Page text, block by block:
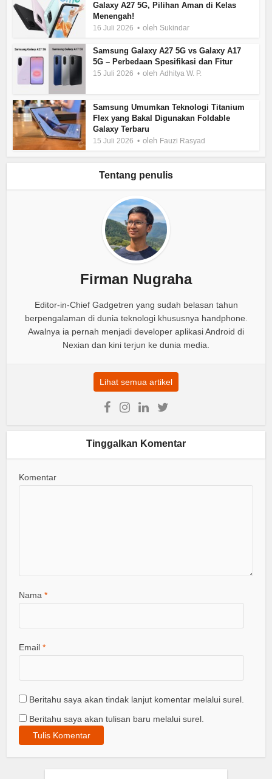
Galaxy A27 5G, Pilihan Aman di Kelas
Menengah!
16 Juli 2026 oleh Sukindar
Samsung Galaxy A27 5G vs Galaxy A17
5G – Perbedaan Spesifikasi dan Fitur
15 Juli 2026 olehAdhitya W. P.
Samsung Umumkan Teknologi Titanium
Flex yang Bakal Digunakan Foldable
Galaxy Terbaru
15 Juli 2026 oleh Fauzi Rasyad
Tentang penulis
Firman Nugraha
Editor-in-Chief Gadgetren yang sudah belasan tahun
berpengalaman di dunia teknologi khususnya handphone.
Awalnya ia pernah menjadi developer aplikasi Android di
Nexian dan kini terjun ke dunia media.
Lihat semua artikel
Tinggalkan Komentar
Komentar
Nama*
Email*
Beritahu saya akan tindak lanjut komentar melalui surel.
Beritahu saya akan tulisan baru melalui surel.